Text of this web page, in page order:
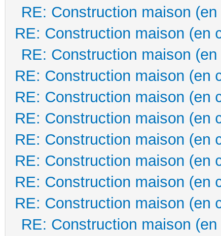
RE: Construction maison
RE: Construction maison (en
RE: Construction maison
RE: Construction maison (en
RE: Construction maison (en
RE: Construction maison (en
RE: Construction maison (en
RE: Construction maison (en
RE: Construction maison (en
RE: Construction maison (en
RE: Construction maison